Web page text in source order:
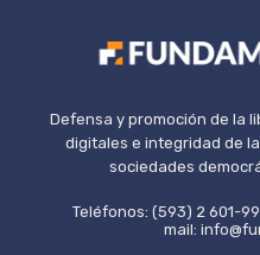
Defensa y promoción de la
digitales e integridad de
sociedades
Teléfonos: (593) 2 601-
mail: